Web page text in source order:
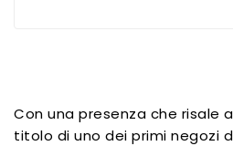
Con una presenza che risale
titolo di uno dei primi negozi